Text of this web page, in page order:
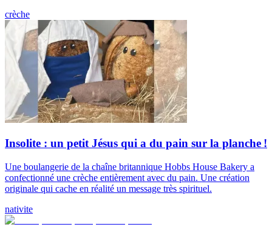
crèche
Insolite : un petit Jésus qui a du pain sur la planche !
Une boulangerie de la chaîne britannique Hobbs House Bakery a
confectionné une crèche entièrement avec du pain. Une création
originale qui cache en réalité un message très spirituel.
nativite